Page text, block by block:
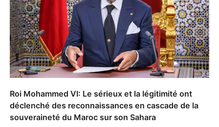
Roi Mohammed VI: Le sérieux et la légitimité ont
déclenché des reconnaissances en cascade de la
souveraineté du Maroc sur son Sahara